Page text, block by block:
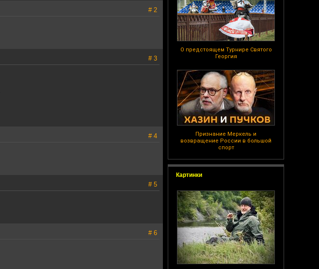
О предстоящем Турнире Святого
Георгия
Признание Меркель и
возвращение России в большой
спорт
Картинки
# 2
# 3
# 4
# 5
# 6